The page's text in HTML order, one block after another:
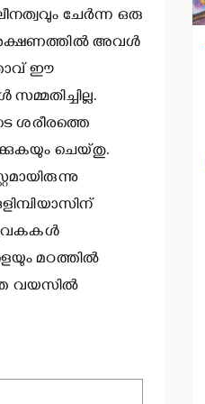
ചേര്‍ന്ന ഒരു
അവള്‍
ഈ
ശരീരത്തെ
ചെയ്തു.
മഠത്തില്‍
വയസില്‍